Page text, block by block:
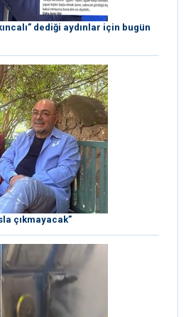
dediği aydınlar için bugün
çıkmayacak”